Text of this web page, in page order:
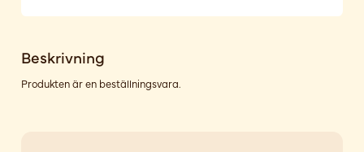
Beskrivning
Produkten är en beställningsvara.